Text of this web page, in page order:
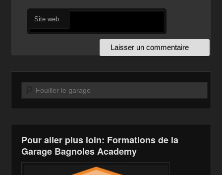
Site web
Recherche
Pour aller plus loin: Formations de la
Garage Bagnoles Academy